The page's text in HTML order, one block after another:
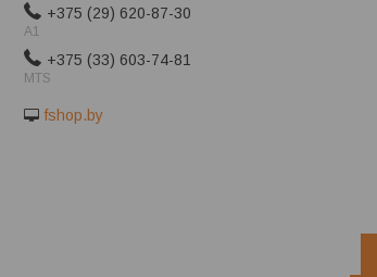
+375 (29) 620-87-30
A1
+375 (33) 603-74-81
MTS
fshop.by